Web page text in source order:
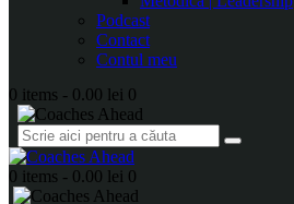
Podcast
Contact
Contul meu
0 items - 0.00 lei 0
0 items - 0.00 lei 0